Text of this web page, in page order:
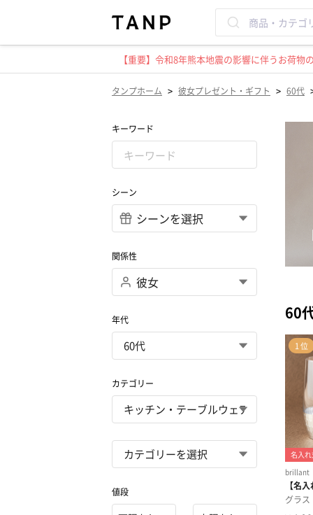
【重要】令和8年熊本地震の影響に伴うお荷
タンプホーム > 彼女プレゼント・ギフト > 60代
キーワード
シーン
関係性
年代
カテゴリー
値段
60